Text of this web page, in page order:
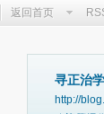
返回首页
寻正治学
http://